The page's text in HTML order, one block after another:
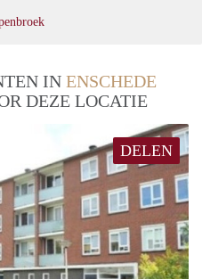
IN ENSCHEDE
DEZE LOCATIE
DELEN